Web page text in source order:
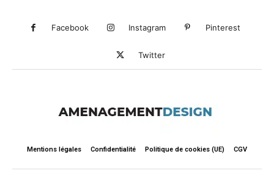
Facebook Instagram Pinterest
Twitter
Mentions légales Confidentialité Politique de cookies (UE) CGV